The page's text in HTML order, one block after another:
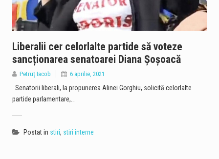
Liberalii cer celorlalte partide să voteze
sancționarea senatoarei Diana Șoșoacă
Petruț Iacob 6 aprilie, 2021
Senatorii liberali, la propunerea Alinei Gorghiu, solicită celorlalte
partide parlamentare,…
Postat in stiri, stiri interne